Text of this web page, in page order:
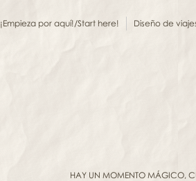
¡Empieza por aquí!/Start here! Diseño de
HAY UN MOMENTO MÁGICO,